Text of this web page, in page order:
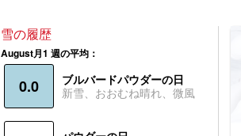
雪の履歴
August月1 週の平均：
0.0
ブルバードパウダーの日
新雪、おおむね晴れ、微風